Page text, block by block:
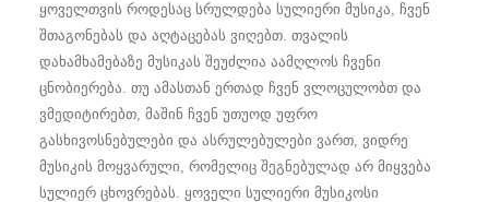
ყოველთვის როდესაც სრულდება სულიერი მუსიკა, ჩვენ
შთაგონებას და აღტაცებას ვიღებთ. თვალის
დახამხამებაზე მუსიკას შეუძლია აამღლოს ჩვენი
ცნობიერება. თუ ამასთან ერთად ჩვენ ვლოცულობთ და
ვმედიტირებთ, მაშინ ჩვენ უთუოდ უფრო
გასხივოსნებულები და ასრულებულები ვართ, ვიდრე
მუსიკის მოყვარული, რომელიც შეგნებულად არ მიყვება
სულიერ ცხოვრებას. ყოველი სულიერი მუსიკოსი